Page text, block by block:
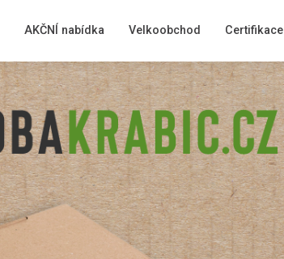
AKČNÍ nabídka Velkoobchod Certifikace